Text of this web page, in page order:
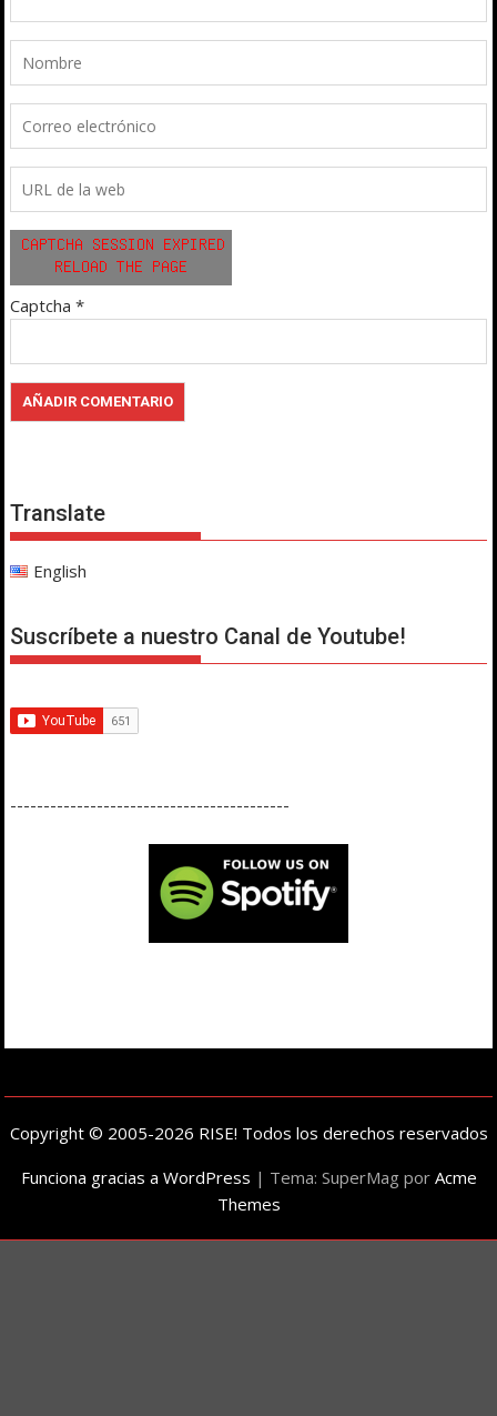
Captcha *
Translate
English
Suscríbete a nuestro Canal de Youtube!
------------------------------------------
Copyright © 2005-2026 RISE! Todos los derechos reservados
Funciona gracias a WordPress | Tema: SuperMag por Acme
Themes